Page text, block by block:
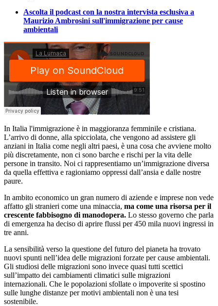
Ascolta il podcast con la nostra intervista esclusiva a
Maurizio Ambrosini sull'immigrazione per cause
ambientali
In Italia l'immigrazione è in maggioranza femminile e cristiana.
L’arrivo di donne, alla spicciolata, che vengono ad assistere gli
anziani in Italia come negli altri paesi, è una cosa che avviene molto
più discretamente, non ci sono barche e rischi per la vita delle
persone in transito. Noi ci rappresentiamo un’immigrazione diversa
da quella effettiva e ragioniamo oppressi dall’ansia e dalle nostre
paure.
In ambito economico un gran numero di aziende e imprese non vede
affatto gli stranieri come una minaccia, ma come una risorsa per il
crescente fabbisogno di manodopera. Lo stesso governo che parla
di emergenza ha deciso di aprire flussi per 450 mila nuovi ingressi in
tre anni.
La sensibilità verso la questione del futuro del pianeta ha trovato
nuovi spunti nell’idea delle migrazioni forzate per cause ambientali.
Gli studiosi delle migrazioni sono invece quasi tutti scettici
sull’impatto dei cambiamenti climatici sulle migrazioni
internazionali. Che le popolazioni sfollate o impoverite si spostino
sulle lunghe distanze per motivi ambientali non è una tesi
sostenibile.